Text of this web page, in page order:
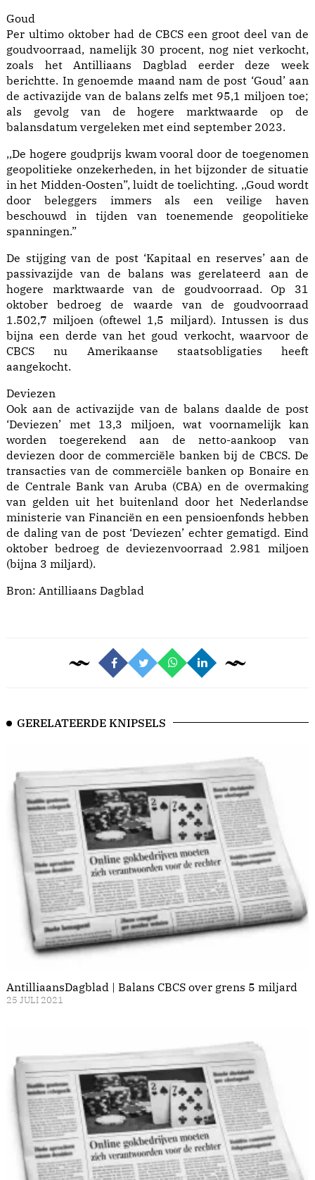
Goud
Per ultimo oktober had de CBCS een groot deel van de
goudvoorraad, namelijk 30 procent, nog niet verkocht,
zoals het Antilliaans Dagblad eerder deze week
berichtte. In genoemde maand nam de post ‘Goud’ aan
de activazijde van de balans zelfs met 95,1 miljoen toe;
als gevolg van de hogere marktwaarde op de
balansdatum vergeleken met eind september 2023.
,,De hogere goudprijs kwam vooral door de toegenomen
geopolitieke onzekerheden, in het bijzonder de situatie
in het Midden-Oosten”, luidt de toelichting. ,,Goud wordt
door beleggers immers als een veilige haven
beschouwd in tijden van toenemende geopolitieke
spanningen.”
De stijging van de post ‘Kapitaal en reserves’ aan de
passivazijde van de balans was gerelateerd aan de
hogere marktwaarde van de goudvoorraad. Op 31
oktober bedroeg de waarde van de goudvoorraad
1.502,7 miljoen (oftewel 1,5 miljard). Intussen is dus
bijna een derde van het goud verkocht, waarvoor de
CBCS nu Amerikaanse staatsobligaties heeft
aangekocht.
Deviezen
Ook aan de activazijde van de balans daalde de post
‘Deviezen’ met 13,3 miljoen, wat voornamelijk kan
worden toegerekend aan de netto-aankoop van
deviezen door de commerciële banken bij de CBCS. De
transacties van de commerciële banken op Bonaire en
de Centrale Bank van Aruba (CBA) en de overmaking
van gelden uit het buitenland door het Nederlandse
ministerie van Financiën en een pensioenfonds hebben
de daling van de post ‘Deviezen’ echter gematigd. Eind
oktober bedroeg de deviezenvoorraad 2.981 miljoen
(bijna 3 miljard).
Bron: Antilliaans Dagblad
GERELATEERDE KNIPSELS
AntilliaansDagblad | Balans CBCS over grens 5 miljard
25 JULI 2021